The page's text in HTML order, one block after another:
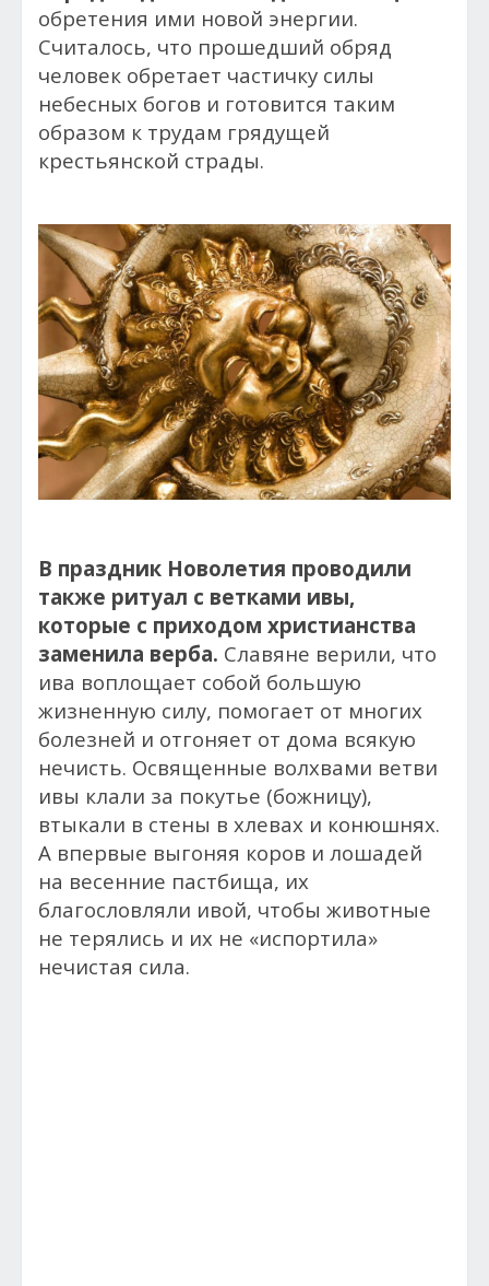
обретения ими новой энергии.
Считалось, что прошедший обряд
человек обретает частичку силы
небесных богов и готовится таким
образом к трудам грядущей
крестьянской страды.
В праздник Новолетия проводили
также ритуал с ветками ивы,
которые с приходом христианства
заменила верба. Славяне верили, что
ива воплощает собой большую
жизненную силу, помогает от многих
болезней и отгоняет от дома всякую
нечисть. Освященные волхвами ветви
ивы клали за покутье (божницу),
втыкали в стены в хлевах и конюшнях.
А впервые выгоняя коров и лошадей
на весенние пастбища, их
благословляли ивой, чтобы животные
не терялись и их не «испортила»
нечистая сила.